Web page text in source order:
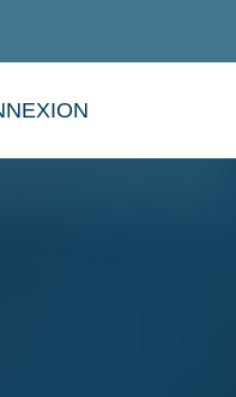
UNE LANGUE